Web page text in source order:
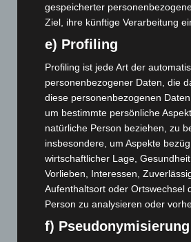
Dezember 2022(130)
Oktober 2022
September 2022(205)
August 2022(166)
Juli 2022 (133)
Juni 2022
(167)
Mai 2022(177)
April 2022(198)
März 2022(221)
Februar 2022(189)
gespeicherter
Ziel, ihre künftige Verarbeitung
e) Profiling
Profiling ist jede Art der
personenbezogener Daten, die
diese personenbezogenen
um bestimmte persönliche
natürliche Person beziehen, zu
insbesondere, um Aspekte
wirtschaftlicher Lage,
Vorlieben, Interessen,
Aufenthaltsort oder Ortswechsel
Person zu analysieren oder
f) Pseudonymisierung